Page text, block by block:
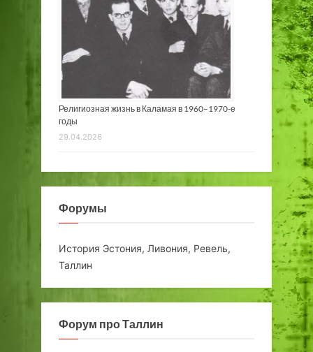
Религиозная жизнь в Каламая в 1960–1970-е
годы
29.04.2026
Форумы
История Эстония, Ливония, Ревель,
Таллин
Форум про Таллин